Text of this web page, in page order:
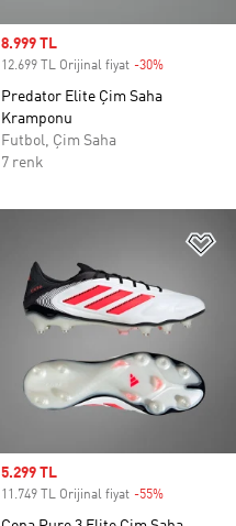
Sale price
8.999 TL
12.699 TL Orijinal fiyat -30%
Predator Elite Çim Saha
Kramponu
Futbol, Çim Saha
7 renk
Sale price
5.299 TL
11.749 TL Orijinal fiyat -55%